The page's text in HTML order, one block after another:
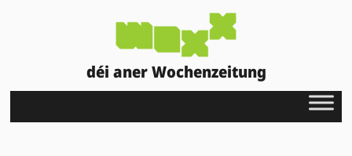
déi aner Wochenzeitung